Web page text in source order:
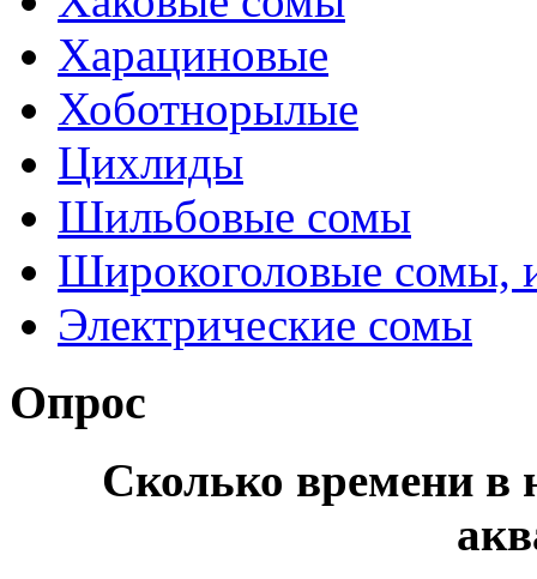
Харациновые
Хоботнорылые
Цихлиды
Шильбовые сомы
Широкоголовые сомы,
Электрические сомы
Опрос
Сколько времени в